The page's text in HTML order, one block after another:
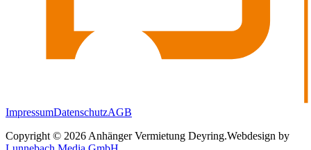
ImpressumDatenschutzAGB
Copyright © 2026 Anhänger Vermietung Deyring.Webdesign by